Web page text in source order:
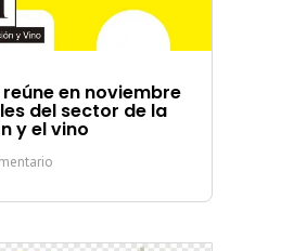
en noviembre
del sector de la
y el vino